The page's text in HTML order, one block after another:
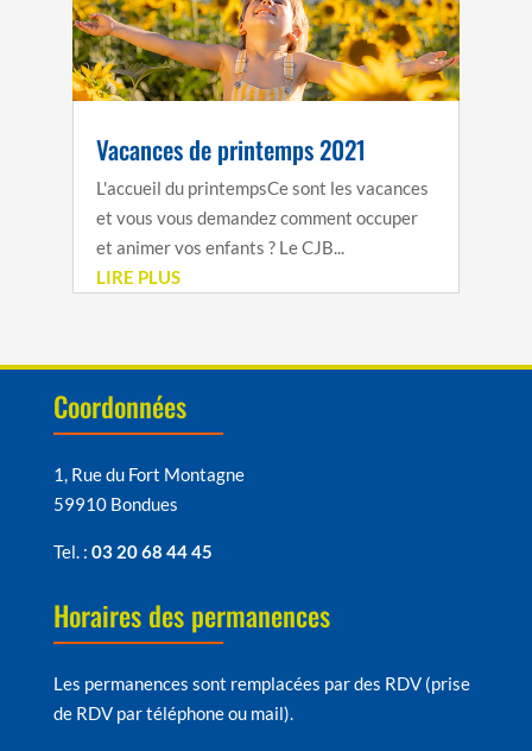
Vacances de printemps 2021
L'accueil du printempsCe sont les vacances
et vous vous demandez comment occuper
et animer vos enfants ? Le CJB...
LIRE PLUS
Coordonnées
1, Rue du Fort Montagne
59910 Bondues
Tel. : 03 20 68 44 45
Horaires des permanences
Les permanences sont remplacées par des RDV (prise
de RDV par téléphone ou mail).